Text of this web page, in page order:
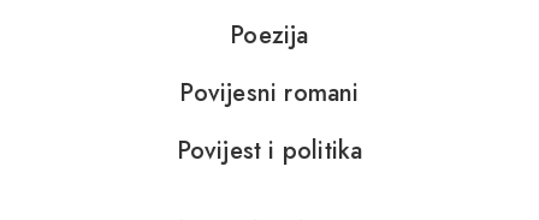
Poezija
Povijesni romani
Povijest i politika